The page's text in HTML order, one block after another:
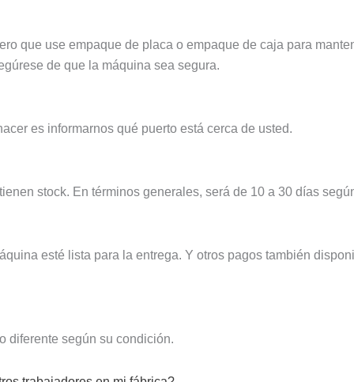
que use empaque de placa o empaque de caja para
de que la máquina sea segura.
es informarnos qué puerto está cerca de usted.
stock. En términos generales, será de 10 a 30 días
esté lista para la entrega. Y otros pagos también
diferente según su condición.